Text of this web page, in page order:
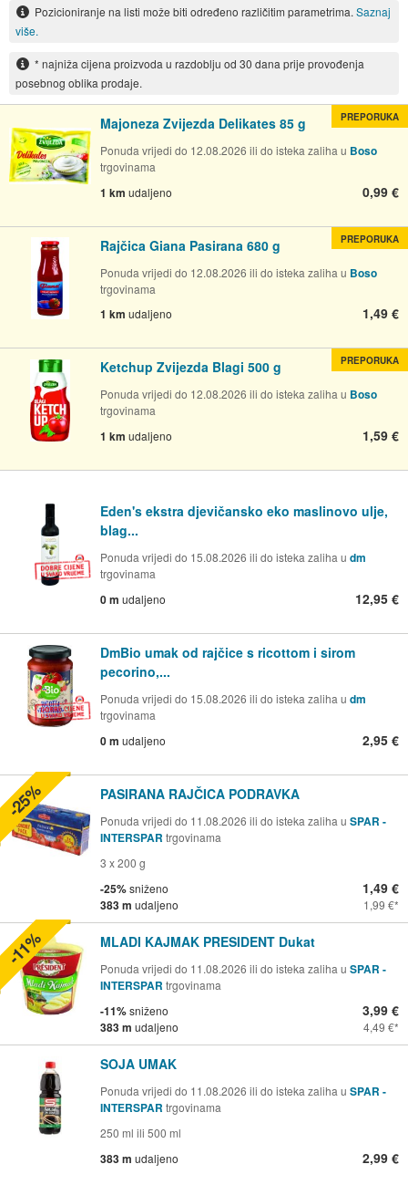
Pozicioniranje na listi može biti određeno različitim parametrima. Saznaj
više.
* najniža cijena proizvoda u razdoblju od 30 dana prije provođenja
posebnog oblika prodaje.
Majoneza Zvijezda Delikates 85 g
Ponuda vrijedi do 12.08.2026 ili do isteka zaliha u Boso
trgovinama
1 km udaljeno 0,99 €
PREPORUKA
Rajčica Giana Pasirana 680 g
Ponuda vrijedi do 12.08.2026 ili do isteka zaliha u Boso
trgovinama
1 km udaljeno 1,49 €
PREPORUKA
Ketchup Zvijezda Blagi 500 g
Ponuda vrijedi do 12.08.2026 ili do isteka zaliha u Boso
trgovinama
1 km udaljeno 1,59 €
PREPORUKA
Eden's ekstra djevičansko eko maslinovo ulje,
blag...
Ponuda vrijedi do 15.08.2026 ili do isteka zaliha u dm
trgovinama
0 m udaljeno 12,95 €
DmBio umak od rajčice s ricottom i sirom
pecorino,...
Ponuda vrijedi do 15.08.2026 ili do isteka zaliha u dm
trgovinama
0 m udaljeno 2,95 €
PASIRANA RAJČICA PODRAVKA
Ponuda vrijedi do 11.08.2026 ili do isteka zaliha u SPAR -
INTERSPAR trgovinama
3 x 200 g
-25%sniženo
383 m udaljeno
1,49 €
1,99 €
-25%
MLADI KAJMAK PRESIDENT Dukat
Ponuda vrijedi do 11.08.2026 ili do isteka zaliha u SPAR -
INTERSPAR trgovinama
-11%sniženo
383 m udaljeno
3,99 €
4,49 €
-11%
SOJA UMAK
Ponuda vrijedi do 11.08.2026 ili do isteka zaliha u SPAR -
INTERSPAR trgovinama
250 ml ili 500 ml
383 m udaljeno 2,99 €